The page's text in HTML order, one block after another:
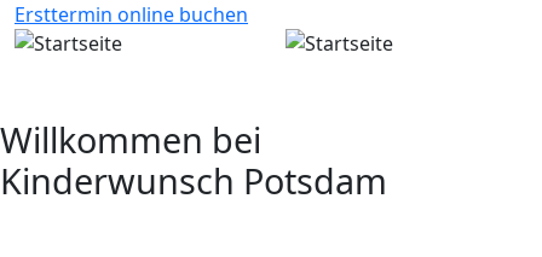
Direkt zum Inhalt
Ersttermin online buchen
Willkommen bei
Kinderwunsch Potsdam